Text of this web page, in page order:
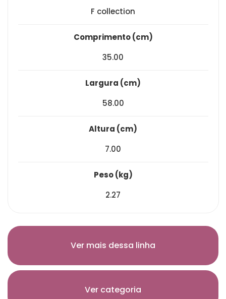
f collection
comprimento (cm)
35.00
largura (cm)
58.00
altura (cm)
7.00
peso (kg)
2.27
Ver mais dessa linha
Ver categoria